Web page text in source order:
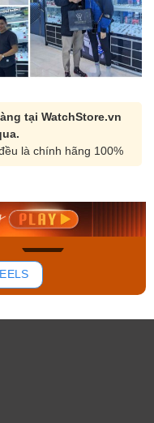
tại WatchStore.vn
là chính hãng 100%
Casio Nam MTS-
Mua ngay